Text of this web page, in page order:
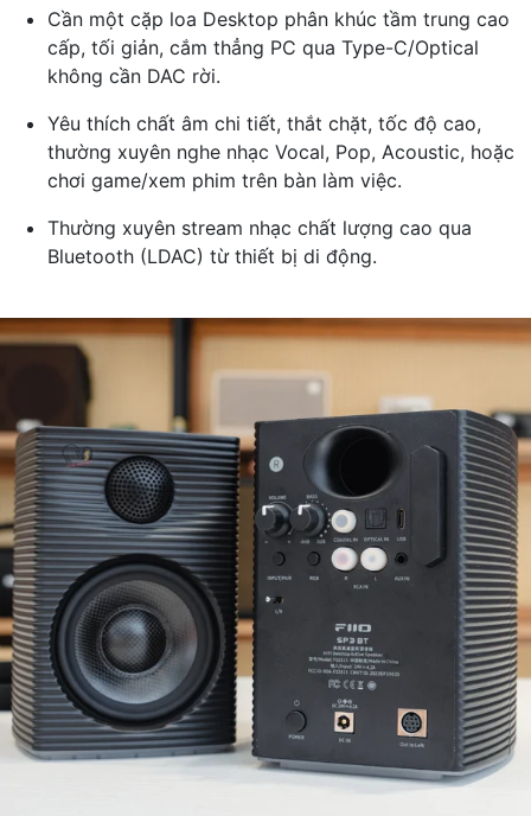
Cần một cặp loa Desktop phân khúc tầm trung cao
cấp, tối giản, cắm thẳng PC qua Type-C/Optical
không cần DAC rời.
Yêu thích chất âm chi tiết, thắt chặt, tốc độ cao,
thường xuyên nghe nhạc Vocal, Pop, Acoustic, hoặc
chơi game/xem phim trên bàn làm việc.
Thường xuyên stream nhạc chất lượng cao qua
Bluetooth (LDAC) từ thiết bị di động.